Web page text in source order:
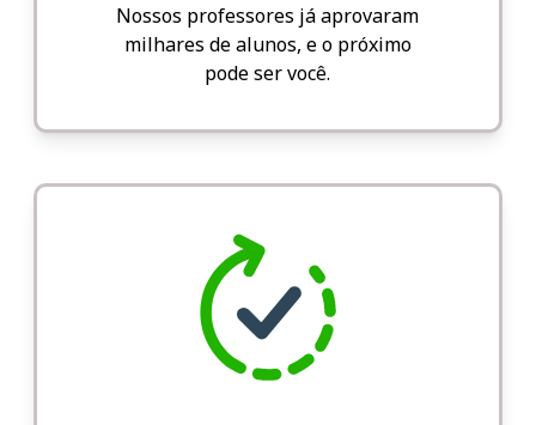
Nossos professores já aprovaram
milhares de alunos, e o próximo
pode ser você.